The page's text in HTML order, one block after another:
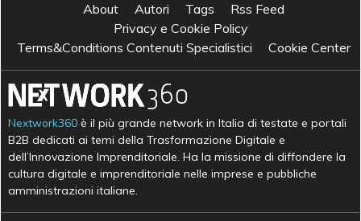
About Autori Tags
Rss Feed
Privacy e Cookie Policy
Terms&Conditions Contenuti Specialistici
Cookie Center
Nextwork360 è il più grande network in Italia di testate e portali
B2B dedicati ai temi della Trasformazione Digitale e
dell’Innovazione Imprenditoriale. Ha la missione di diffondere la
cultura digitale e imprenditoriale nelle imprese e pubbliche
amministrazioni italiane.